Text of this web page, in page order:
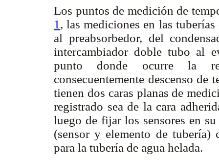
Los puntos de medición de
1 , las mediciones en las
al preabsorbedor, del
intercambiador doble tubo al
punto donde ocurre la
consecuentemente descenso de
tienen dos caras planas de
registrado sea de la cara
luego de fijar los sensores en
(sensor y elemento de
para la tubería de agua helada.